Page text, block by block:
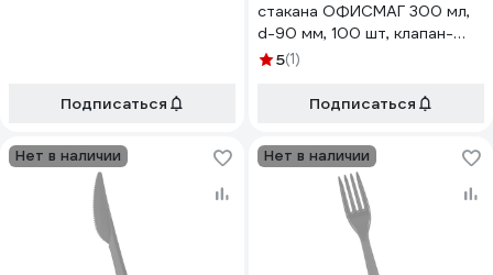
Подписаться
стакана ОФИСМАГ 300 мл,
d-90 мм, 100 шт, клапан-
носик, черные, формация
5(1)
Подписаться
Нет в наличии Нет в наличии